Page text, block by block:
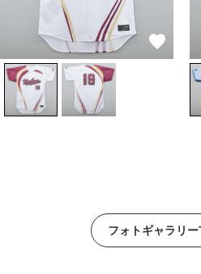
フォトギャラリ